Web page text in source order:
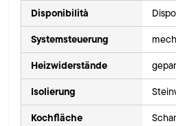
Disponibilità
Systemsteuerung
Heizwiderstände
Isolierung
Kochfläche